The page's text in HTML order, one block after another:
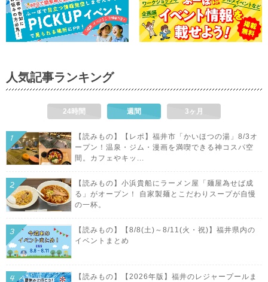
人気記事ランキング
24時間 週間 3ヶ月
【読みもの】【レポ】福井市「かいほつの湯」8/3オ
ープン！温泉・ジム・漫画を満喫できる神コスパ空
間。カフェやキッ...
【読みもの】小浜貴船にラーメン屋「麺屋為せば成
る」がオープン！ 自家製麺とこだわりスープが自慢
の一杯。
【読みもの】【8/8(土)～8/11(火・祝)】福井県内の
イベントまとめ
【読みもの】【2026年版】福井のレジャープールま